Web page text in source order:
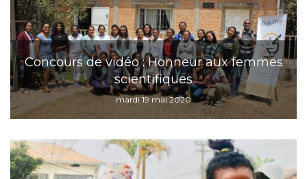
Concours de vidéo : Honneur aux femmes
scientifiques
mardi 19 mai 2020